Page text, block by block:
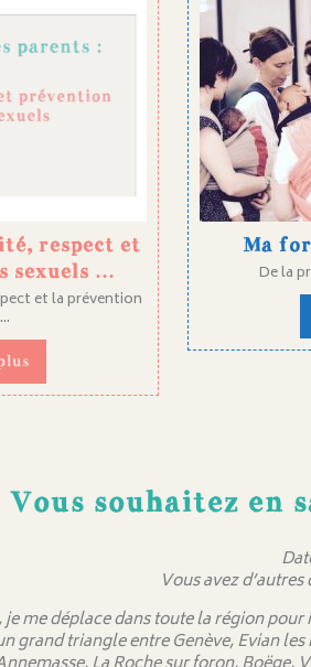
respect et
sexuels …
et la prévention
Ma
De la
Vous souhaitez en
Vous avez
me déplace dans toute la région
grand triangle entre Genève, Evian